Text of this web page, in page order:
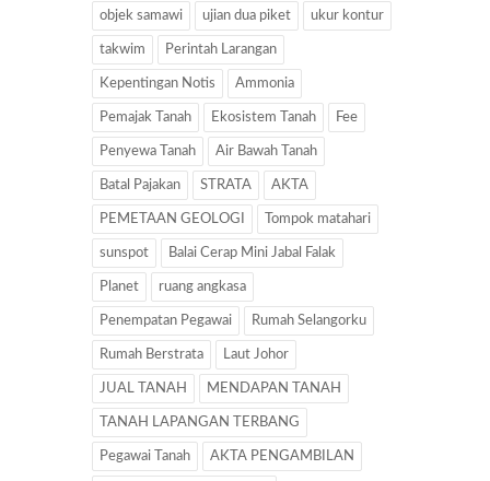
objek samawi ujian dua piket ukur kontur
takwim Perintah Larangan
Kepentingan Notis Ammonia
Pemajak Tanah Ekosistem Tanah Fee
Penyewa Tanah Air Bawah Tanah
Batal Pajakan STRATA AKTA
PEMETAAN GEOLOGI Tompok matahari
sunspot Balai Cerap Mini Jabal Falak
Planet ruang angkasa
Penempatan Pegawai Rumah Selangorku
Rumah Berstrata Laut Johor
JUAL TANAH MENDAPAN TANAH
TANAH LAPANGAN TERBANG
Pegawai Tanah AKTA PENGAMBILAN